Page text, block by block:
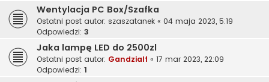
Wentylacja PC Box/Szafka
Ostatni post autor: szaszatanek « 04 maja 2023, 5:19
Odpowiedzi: 3
Jaka lampę LED do 2500zl
Ostatni post autor: Gandzialf « 17 mar 2023, 22:09
Odpowiedzi: 1